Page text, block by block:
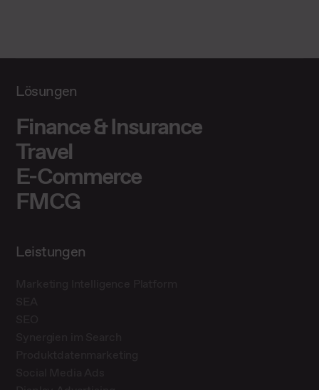
Lösungen
Finance & Insurance
Travel
E-Commerce
FMCG
Leistungen